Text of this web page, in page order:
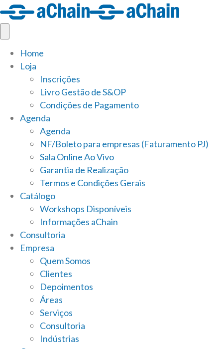
Home
Loja
Inscrições
Livro Gestão de S&OP
Condições de Pagamento
Agenda
Agenda
NF/Boleto para empresas (Faturamento PJ)
Sala Online Ao Vivo
Garantia de Realização
Termos e Condições Gerais
Catálogo
Workshops Disponíveis
Informações aChain
Consultoria
Empresa
Quem Somos
Clientes
Depoimentos
Áreas
Serviços
Consultoria
Indústrias